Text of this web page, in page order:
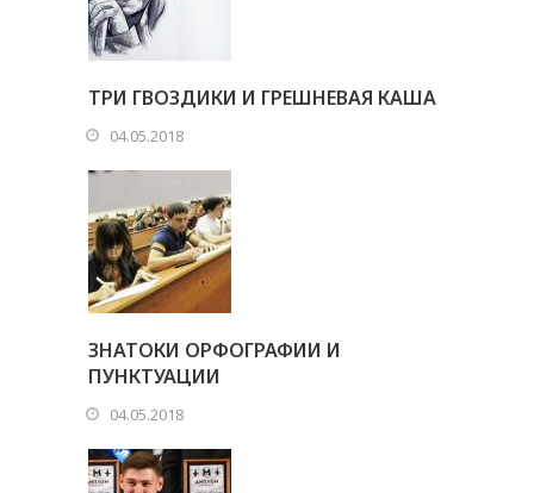
ТРИ ГВОЗДИКИ И ГРЕШНЕВАЯ КАША
04.05.2018
ЗНАТОКИ ОРФОГРАФИИ И
ПУНКТУАЦИИ
04.05.2018